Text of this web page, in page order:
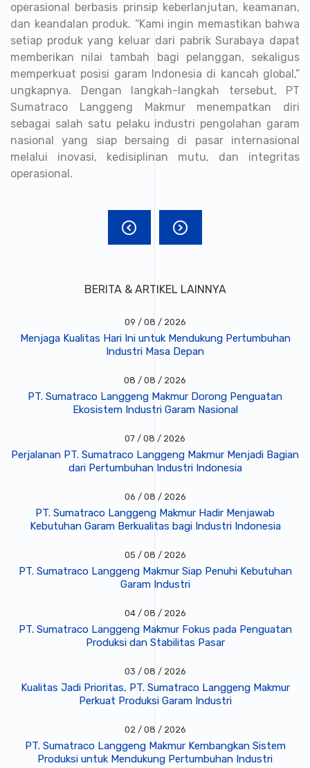
operasional berbasis prinsip keberlanjutan, keamanan,
dan keandalan produk. “Kami ingin memastikan bahwa
setiap produk yang keluar dari pabrik Surabaya dapat
memberikan nilai tambah bagi pelanggan, sekaligus
memperkuat posisi garam Indonesia di kancah global,”
ungkapnya. Dengan langkah-langkah tersebut, PT
Sumatraco Langgeng Makmur menempatkan diri
sebagai salah satu pelaku industri pengolahan garam
nasional yang siap bersaing di pasar internasional
melalui inovasi, kedisiplinan mutu, dan integritas
operasional.
BERITA & ARTIKEL LAINNYA
09 / 08 / 2026
Menjaga Kualitas Hari Ini untuk Mendukung Pertumbuhan
Industri Masa Depan
08 / 08 / 2026
PT. Sumatraco Langgeng Makmur Dorong Penguatan
Ekosistem Industri Garam Nasional
07 / 08 / 2026
Perjalanan PT. Sumatraco Langgeng Makmur Menjadi Bagian
dari Pertumbuhan Industri Indonesia
06 / 08 / 2026
PT. Sumatraco Langgeng Makmur Hadir Menjawab
Kebutuhan Garam Berkualitas bagi Industri Indonesia
05 / 08 / 2026
PT. Sumatraco Langgeng Makmur Siap Penuhi Kebutuhan
Garam Industri
04 / 08 / 2026
PT. Sumatraco Langgeng Makmur Fokus pada Penguatan
Produksi dan Stabilitas Pasar
03 / 08 / 2026
Kualitas Jadi Prioritas, PT. Sumatraco Langgeng Makmur
Perkuat Produksi Garam Industri
02 / 08 / 2026
PT. Sumatraco Langgeng Makmur Kembangkan Sistem
Produksi untuk Mendukung Pertumbuhan Industri